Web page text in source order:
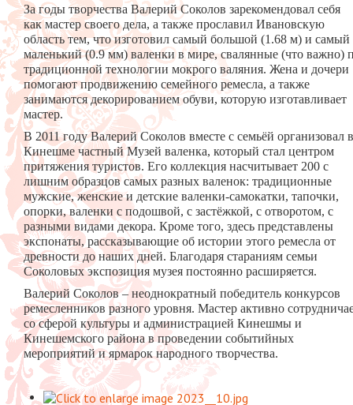
За годы творчества Валерий Соколов зарекомендовал себя
как мастер своего дела, а также прославил Ивановскую
область тем, что изготовил самый большой (1.68 м) и самый
маленький (0.9 мм) валенки в мире, свалянные (что важно)
традиционной технологии мокрого валяния. Жена и дочери
помогают продвижению семейного ремесла, а также
занимаются декорированием обуви, которую изготавливает
мастер.
В 2011 году Валерий Соколов вместе с семьёй организовал в
Кинешме частный Музей валенка, который стал центром
притяжения туристов. Его коллекция насчитывает 200 с
лишним образцов самых разных валенок: традиционные
мужские, женские и детские валенки-самокатки, тапочки,
опорки, валенки с подошвой, с застёжкой, с отворотом, с
разными видами декора. Кроме того, здесь представлены
экспонаты, рассказывающие об истории этого ремесла от
древности до наших дней. Благодаря стараниям семьи
Соколовых экспозиция музея постоянно расширяется.
Валерий Соколов – неоднократный победитель конкурсов
ремесленников разного уровня. Мастер активно
со сферой культуры и администрацией Кинешмы и
Кинешемского района в проведении событийных
мероприятий и ярмарок народного творчества.